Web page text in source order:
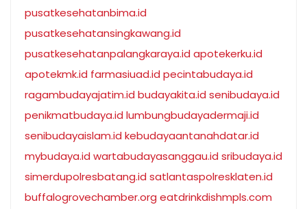
pusatkesehatanbima.id
pusatkesehatansingkawang.id
pusatkesehatanpalangkaraya.id apotekerku.id
apotekmk.id farmasiuad.id pecintabudaya.id
ragambudayajatim.id budayakita.id senibudaya.id
penikmatbudaya.id lumbungbudayadermaji.id
senibudayaislam.id kebudayaantanahdatar.id
mybudaya.id wartabudayasanggau.id sribudaya.id
simerdupolresbatang.id satlantaspolresklaten.id
buffalogrovechamber.org eatdrinkdishmpls.com